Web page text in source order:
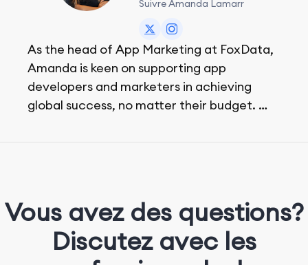
Suivre Amanda Lamarr
As the head of App Marketing at FoxData,
Amanda is keen on supporting app
developers and marketers in achieving
global success, no matter their budget.
Vous avez des questions?
Discutez avec les